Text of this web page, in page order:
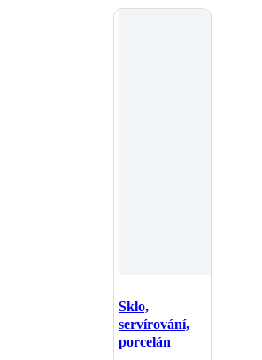
Sklo,
servírování,
porcelán